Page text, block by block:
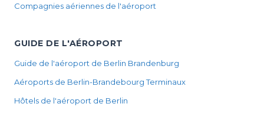
Compagnies aériennes de l'aéroport
GUIDE DE L'AÉROPORT
Guide de l'aéroport de Berlin Brandenburg
Aéroports de Berlin-Brandebourg Terminaux
Hôtels de l'aéroport de Berlin